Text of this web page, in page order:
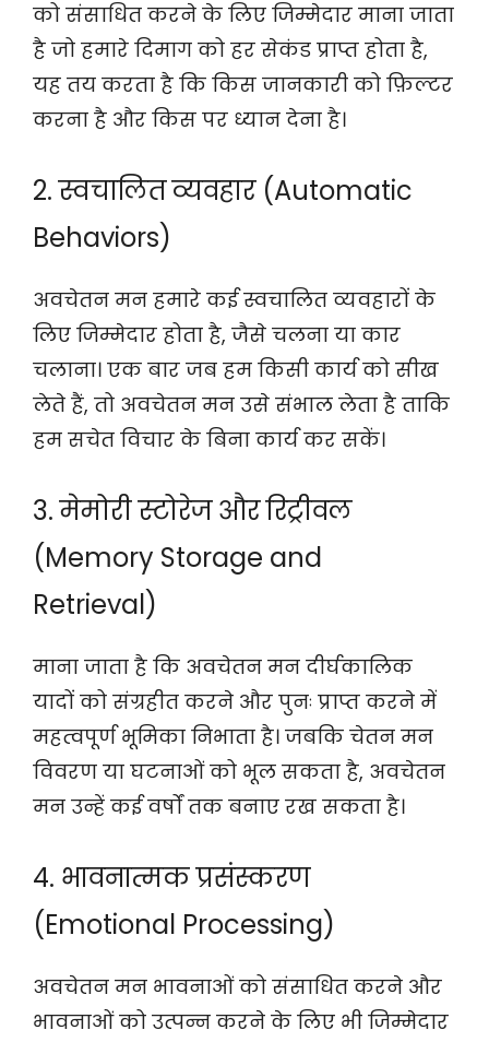
को संसाधित करने के लिए जिम्मेदार माना जाता
है जो हमारे दिमाग को हर सेकंड प्राप्त होता है,
यह तय करता है कि किस जानकारी को फ़िल्टर
करना है और किस पर ध्यान देना है।
2. स्वचालित व्यवहार (Automatic
Behaviors)
अवचेतन मन हमारे कई स्वचालित व्यवहारों के
लिए जिम्मेदार होता है, जैसे चलना या कार
चलाना। एक बार जब हम किसी कार्य को सीख
लेते हैं, तो अवचेतन मन उसे संभाल लेता है ताकि
हम सचेत विचार के बिना कार्य कर सकें।
3. मेमोरी स्टोरेज और रिट्रीवल
(Memory Storage and
Retrieval)
माना जाता है कि अवचेतन मन दीर्घकालिक
यादों को संग्रहीत करने और पुनः प्राप्त करने में
महत्वपूर्ण भूमिका निभाता है। जबकि चेतन मन
विवरण या घटनाओं को भूल सकता है, अवचेतन
मन उन्हें कई वर्षों तक बनाए रख सकता है।
4. भावनात्मक प्रसंस्करण
(Emotional Processing)
अवचेतन मन भावनाओं को संसाधित करने और
भावनाओं को उत्पन्न करने के लिए भी जिम्मेदार